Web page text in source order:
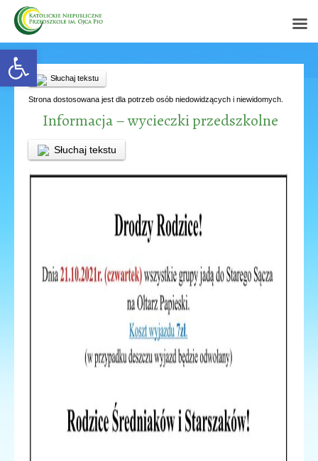
Open toolbar
Słuchaj tekstu
Strona dostosowana jest dla potrzeb osób niedowidzących i niewidomych.
Informacja – wycieczki przedszkolne
Słuchaj tekstu